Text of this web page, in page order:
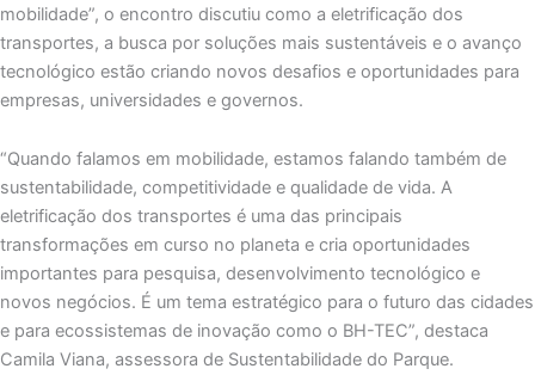
mobilidade”, o encontro discutiu como a eletrificação dos
transportes, a busca por soluções mais sustentáveis e o avanço
tecnológico estão criando novos desafios e oportunidades para
empresas, universidades e governos.
“Quando falamos em mobilidade, estamos falando também de
sustentabilidade, competitividade e qualidade de vida. A
eletrificação dos transportes é uma das principais
transformações em curso no planeta e cria oportunidades
importantes para pesquisa, desenvolvimento tecnológico e
novos negócios. É um tema estratégico para o futuro das cidades
e para ecossistemas de inovação como o BH-TEC”, destaca
Camila Viana, assessora de Sustentabilidade do Parque.